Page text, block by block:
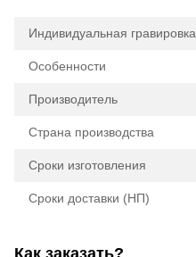
Индивидуальная гравировка
Особенности
Производитель
Страна производства
Сроки изготовления
Сроки доставки (НП)
Как заказать?